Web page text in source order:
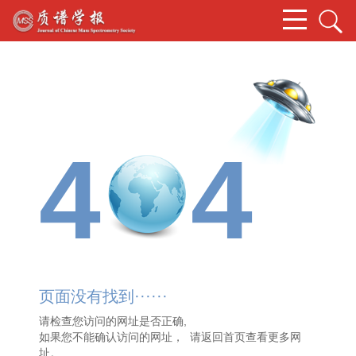
4 4
页面没有找到······
请检查您访问的网址是否正确,
如果您不能确认访问的网址， 请返回首页查看更多网
址。